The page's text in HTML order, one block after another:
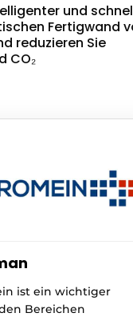
und
Fertigwand
reduzieren Sie
CO₂
ist ein wichtiger
Bereichen